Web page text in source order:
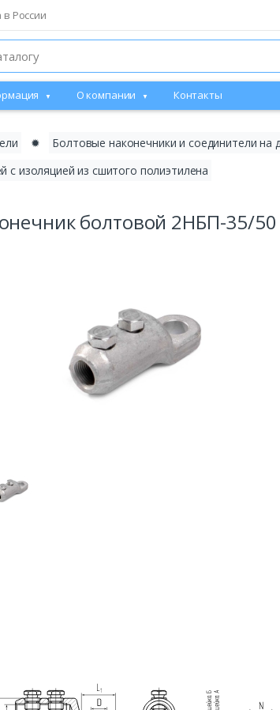
России
О компании Контакты
✹ Болтовые наконечники и соединители
с изоляцией из сшитого полиэтилена
болтовой 2НБП-35/